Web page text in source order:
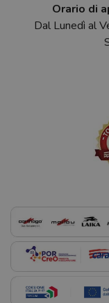
Orario di
Dal Lunedì al